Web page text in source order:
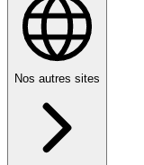
Nos autres sites